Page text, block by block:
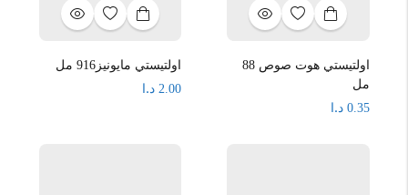
اولتيستي هوت صوص 88
مل
0.35 د.ا
اولتيستي مايونيز916 مل
2.00 د.ا